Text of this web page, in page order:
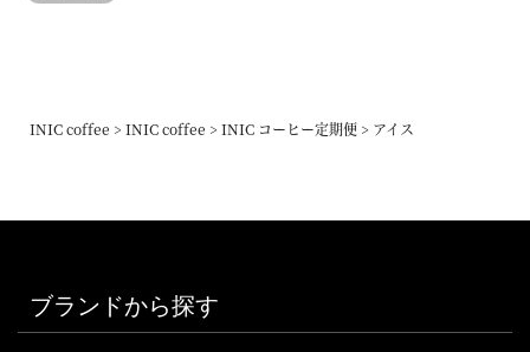
INIC coffee INIC coffee INIC コーヒー定期便 アイス
ブランドから探す